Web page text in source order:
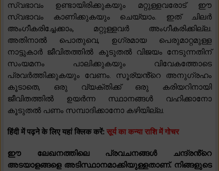
സ്വഭാവം ഉണ്ടായിരിക്കുകയും മറ്റുള്ളവരോട് ഈ
സ്വഭാവം കാണിക്കുകയും ചെയ്യാം. ഇത് ചിലർ
അംഗീകരിച്ചേക്കാം, മറ്റുള്ളവർ അംഗീകരിക്കില്ല.
അതിനാൽ പൊതുവെ, ഉഗ്രമായ പെരുമാറ്റമുള്ള
നാട്ടുകാർ ജീവിതത്തിൽ കൂടുതൽ വിജയം നേടുന്നതിന്
സംയമനം പാലിക്കുകയും വിവേകത്തോടെ
പ്രവർത്തിക്കുകയും വേണം. സൂര്യൻ്റെ അനുഗ്രഹം
കൂടാതെ, ഒരു വ്യക്തിക്ക് ഒരു കരിയറിനായി
ജീവിതത്തിൽ ഉയർന്ന സ്ഥാനങ്ങൾ വഹിക്കാനോ
കൂടുതൽ പണം സമ്പാദിക്കാനോ കഴിയില്ല.
हिंदी में पढ़ने के लिए यहां क्लिक करें: सूर्य का कन्या राशि में गोचर
ഈ ലേഖനത്തിലെ പ്രവചനങ്ങൾ ചന്ദ്രൻ്റെ
അടയാളങ്ങളെ അടിസ്ഥാനമാക്കിയുള്ളതാണ്. നിങ്ങളുടെ